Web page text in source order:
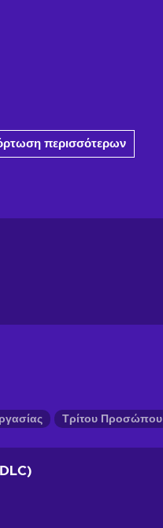
περισσότερων
Τρίτου Προσώπου